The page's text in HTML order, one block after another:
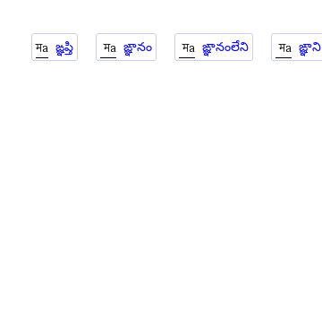
ఙ్ఞప్తి ఙ్ఞానం ఙ్ఞానంలేని ఙ్ఞాని